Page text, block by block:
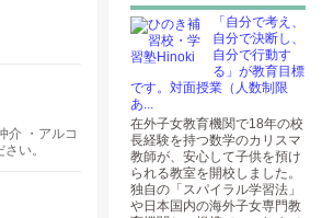
介 ・アルコ
い。
「自分で考え、
自分で決断し、
自分で行動す
る」が教育目標
です。対面授業（人数制限
あ...
在外子女教育機関で18年の校
長経験を持つ数学のカリスマ
教師が、安心して子供を預け
られる教室を開校しました。
独自の「スパイラル学習法」
や日本国内の海外子女専門教